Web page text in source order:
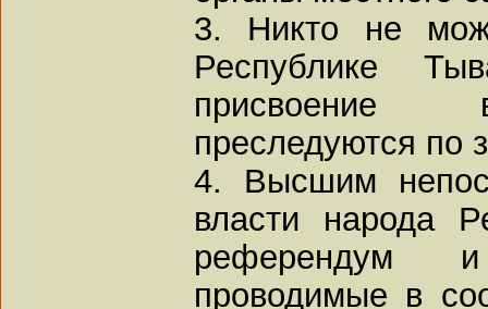
3. Никто не
Республике
присвоение
преследуются по
4. Высшим
власти народа
референдум
проводимые в